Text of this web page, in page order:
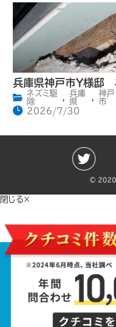
兵庫県神戸市Y様邸
ネズミ駆
除
,
兵庫
県
,
神戸
市
2026/7/30
©️ 2020
閉じる×